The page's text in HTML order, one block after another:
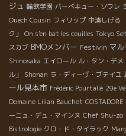
ジュ 輪飲学園 バーベキュー・ソワレ
Ouech Cousin フィリップ 中湊しげる
ク」
On s'en bat les couilles Tokyo
スカブ BMOメンバー Festivin マ
Shinosaka エイロール ル・タン・デメ
ル」
Shonan ラ・ディーヴ・ブテイユ
ール見本市 Frédéric Pourtalié 29e
Domaine Lilian Bauchet COSTADORE
ーニュ・デュ・マインヌ Chef Shu-zo
Bistrologie クロ・ド・タイラック